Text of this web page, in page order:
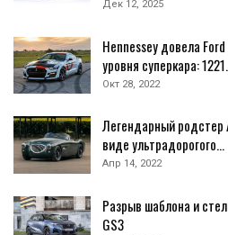
Дек 12, 2025
Hennessey довела
уровня суперкара:
Окт 28, 2022
Легендарный родстер
виде ультрадорогого…
Апр 14, 2022
Разрыв шаблона и
GS3